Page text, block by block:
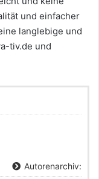
und einfacher
langlebige und
tiv.de und
Autorenarchiv: